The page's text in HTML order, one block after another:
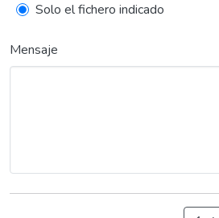
Solo el fichero indicado
Mensaje